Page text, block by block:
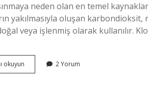
neden olan en temel
yakılmasıyla oluşan karbondioksit,
veya işlenmiş olarak kullanılır.
okuyun
tehlikeli
2 Yorum